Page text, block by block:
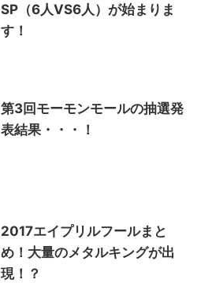
SP（6人VS6人）が始まりま
す！
第3回モーモンモールの抽選発
表結果・・・！
2017エイプリルフールまと
め！大量のメタルキングが出
現！？